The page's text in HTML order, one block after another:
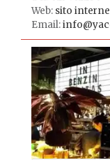
Web: sito
Email: